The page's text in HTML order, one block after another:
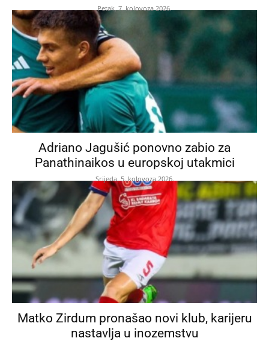
Petak, 7. kolovoza 2026.
Adriano Jagušić ponovno zabio za
Panathinaikos u europskoj utakmici
Srijeda, 5. kolovoza 2026.
Matko Zirdum pronašao novi klub, karijeru
nastavlja u inozemstvu